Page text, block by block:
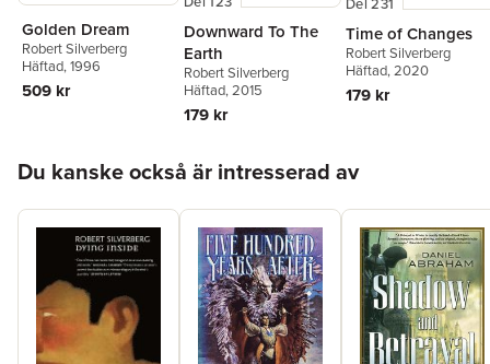
Golden Dream
Robert Silverberg
Häftad, 1996
509 kr
Downward To The
Earth
Robert Silverberg
Häftad, 2015
179 kr
Time of Changes
Robert Silverberg
Häftad, 2020
179 kr
Du kanske också är intresserad av